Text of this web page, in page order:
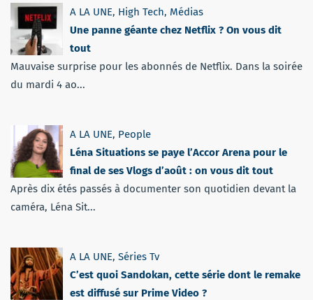
A LA UNE, High Tech, Médias
Une panne géante chez Netflix ? On vous dit
tout
Mauvaise surprise pour les abonnés de Netflix. Dans la soirée
du mardi 4 ao...
A LA UNE, People
Léna Situations se paye l’Accor Arena pour le
final de ses Vlogs d’août : on vous dit tout
Après dix étés passés à documenter son quotidien devant la
caméra, Léna Sit...
A LA UNE, Séries Tv
C’est quoi Sandokan, cette série dont le remake
est diffusé sur Prime Video ?